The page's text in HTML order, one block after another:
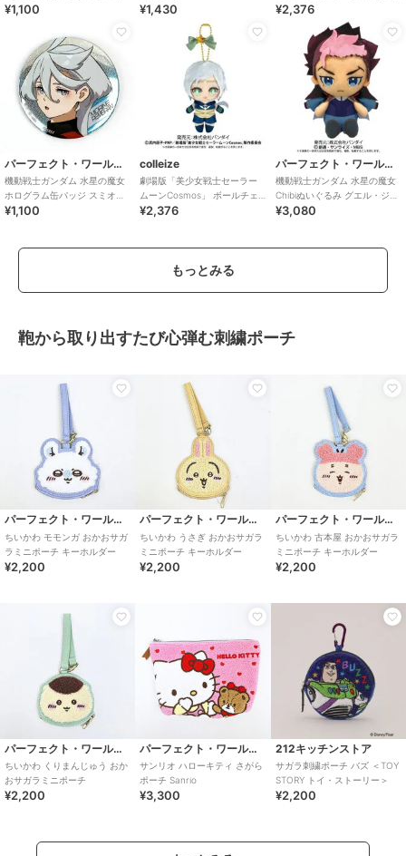
ュ バッジ
¥1,100 ¥1,430
ーンマスコット セーラース
¥2,376
パーフェクト・ワールド・トーキョー
機動戦士ガンダム 水星の魔女
ホログラム缶バッジ スミオリ
ネ バッジ
¥1,100
colleize
劇場版「美少女戦士セーラー
ムーンCosmos」 ボールチェ
ーンマスコット セーラース
¥2,376
パーフェクト・ワールド・トーキョー
機動戦士ガンダム 水星の魔女
Chibiぬいぐるみ グエル・ジェ
ターク バンダイ
¥3,080
もっとみる
鞄から取り出すたび心弾む刺繍ポーチ
パーフェクト・ワールド・トーキョー
ちいかわ モモンガ おかおサガ
ラミニポーチ キーホルダー
¥2,200
パーフェクト・ワールド・トーキョー
ちいかわ うさぎ おかおサガラ
ミニポーチ キーホルダー
¥2,200
パーフェクト・ワールド・トーキョー
ちいかわ 古本屋 おかおサガラ
ミニポーチ キーホルダー
¥2,200
パーフェクト・ワールド・トーキョー
ちいかわ くりまんじゅう おか
おサガラミニポーチ
¥2,200
パーフェクト・ワールド・トーキョー
サンリオ ハローキティ さがら
ポーチ Sanrio
¥3,300
212キッチンストア
サガラ刺繍ポーチ バズ ＜TOY
STORY トイ・ストーリー＞
¥2,200